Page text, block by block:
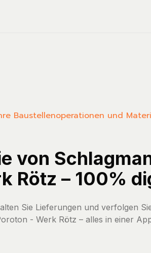
Baustellenoperationen und
von
Rötz – 100%
Sie Lieferungen und verfolgen
- Werk Rötz – alles in einer